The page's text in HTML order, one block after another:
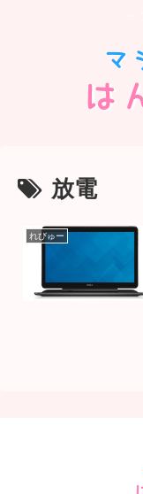
放電
れびゅー